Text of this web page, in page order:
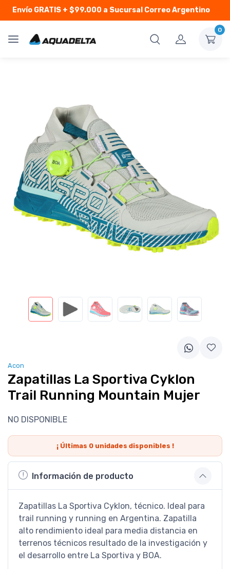
Envío GRATIS+ $99.000 a Sucursal Correo Argentino
0
Acon
Zapatillas La Sportiva Cyklon
Trail Running Mountain Mujer
NO DISPONIBLE
¡ Últimas 0unidades disponibles !
Información de producto
Zapatillas La Sportiva Cyklon, técnico. Ideal para
trail running y running en Argentina. Zapatilla
alto rendimiento ideal para media distancia en
terrenos técnicos resultado de la investigación y
el desarrollo entre La Sportiva y BOA.